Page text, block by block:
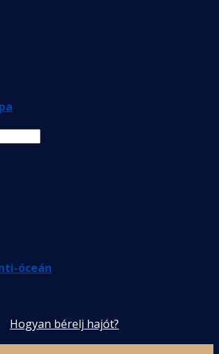
óceán
Hogyan bérelj hajót?